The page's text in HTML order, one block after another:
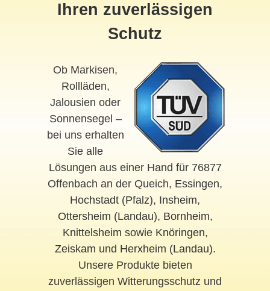
Ihren zuverlässigen
Schutz
Ob Markisen,
Rollläden,
Jalousien oder
Sonnensegel –
bei uns erhalten
Sie alle
Lösungen aus einer Hand für 76877
Offenbach an der Queich, Essingen,
Hochstadt (Pfalz), Insheim,
Ottersheim (Landau), Bornheim,
Knittelsheim sowie Knöringen,
Zeiskam und Herxheim (Landau).
Unsere Produkte bieten
zuverlässigen Witterungsschutz und